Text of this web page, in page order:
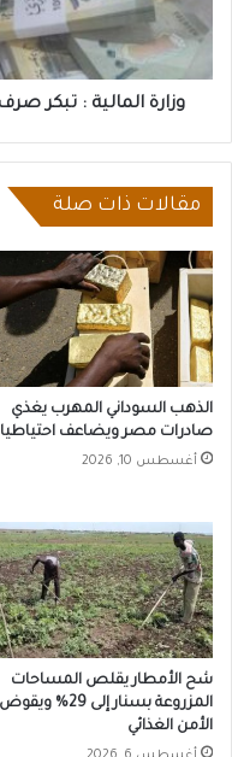
يناير
وتطبق
زيادات
جديدةوزارة المالية : تبكر
مقالات ذات صلة
الذهب السوداني المهرب يغذي
صادرات مصر ويضاعف
أغسطس 10, 2026
شح الأمطار يقلص المساحات
المزروعة بسنار إلى 29% ويقوض
الأمن الغذائي